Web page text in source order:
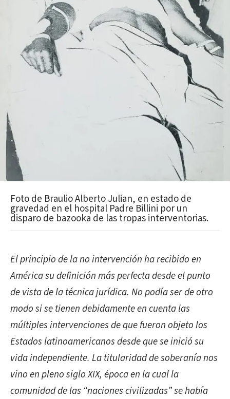
Foto de Braulio Alberto Julian, en estado de
gravedad en el hospital Padre Billini por un
disparo de bazooka de las tropas interventorias.
El principio de la no intervención ha recibido en
América su definición más perfecta desde el punto
de vista de la técnica jurídica. No podía ser de otro
modo si se tienen debidamente en cuenta las
múltiples intervenciones de que fueron objeto los
Estados latinoamericanos desde que se inició su
vida independiente. La titularidad de soberanía nos
vino en pleno siglo XIX, época en la cual la
comunidad de las “naciones civilizadas” se había